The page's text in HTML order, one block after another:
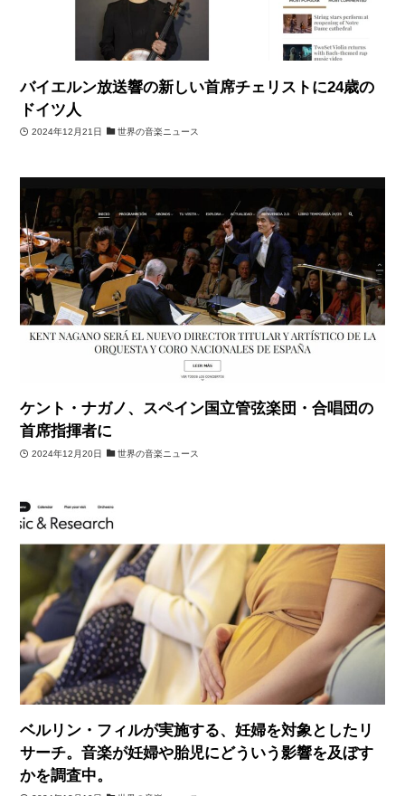
バイエルン放送響の新しい首席チェリストに24歳の
ドイツ人
2024年12月21日 世界の音楽ニュース
ケント・ナガノ、スペイン国立管弦楽団・合唱団の
首席指揮者に
2024年12月20日 世界の音楽ニュース
ベルリン・フィルが実施する、妊婦を対象としたリ
サーチ。音楽が妊婦や胎児にどういう影響を及ぼす
かを調査中。